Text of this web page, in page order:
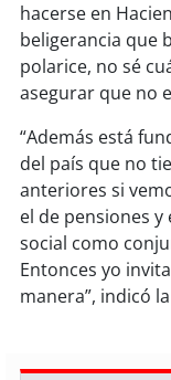
soyosorno
soy
soychiloé
hacerse en
beligerancia que
polarice, no sé
asegurar que no
“Además está
del país que no
anteriores si
el de pensiones
social como
Entonces yo
manera”, indicó